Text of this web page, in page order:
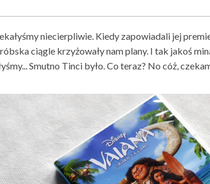
niecierpliwie. Kiedy zapowiadali jej
ciągle krzyżowały nam plany. I tak jakoś
Smutno Tinci było. Co teraz? No cóż,